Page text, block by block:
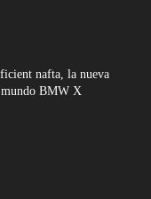
nafta, la nueva
mundo BMW X